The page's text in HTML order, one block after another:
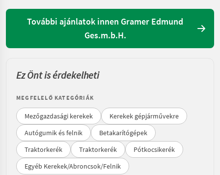
További ajánlatok innen Gramer Edmund
Ges.m.b.H.
Ez Önt is érdekelheti
MEGFELELŐ KATEGÓRIÁK
Mezőgazdasági kerekek
Kerekek gépjárművekre
Autógumik és felnik
Betakarítógépek
Traktorkerék
Traktorkerék
Pótkocsikerék
Egyéb Kerekek/Abroncsok/Felnik